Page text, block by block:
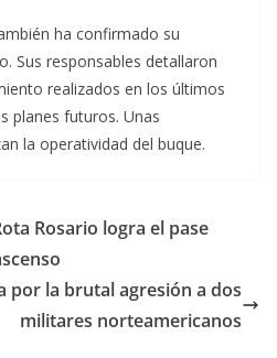
ha confirmado su
Sus responsables detallaron
realizados en los últimos
planes futuros. Unas
la operatividad del buque.
Rosario logra el pase
por la brutal agresión a dos
militares norteamericanos